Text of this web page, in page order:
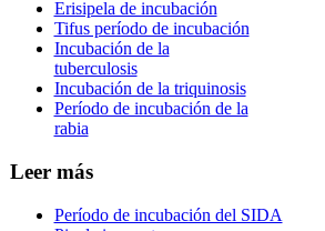
Erisipela de incubación
Tifus período de incubación
Incubación de la
tuberculosis
Incubación de la triquinosis
Período de incubación de la
rabia
Leer más
Período de incubación del SIDA